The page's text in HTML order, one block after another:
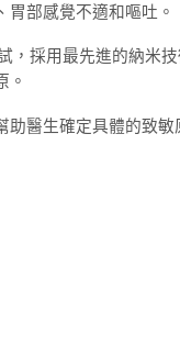
部感覺不適和嘔吐。
，採用最先進的納米
。
醫生確定具體的致敏